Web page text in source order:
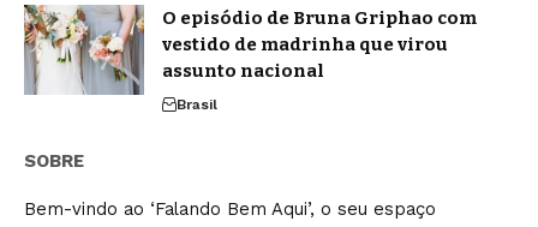
O episódio de Bruna Griphao com
vestido de madrinha que virou
assunto nacional
Brasil
SOBRE
Bem-vindo ao ‘Falando Bem Aqui’, o seu espaço